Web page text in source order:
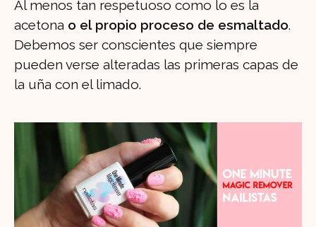
Al menos tan respetuoso como lo es la
acetona o el propio proceso de esmaltado.
Debemos ser conscientes que siempre
pueden verse alteradas las primeras capas de
la uña con el limado.